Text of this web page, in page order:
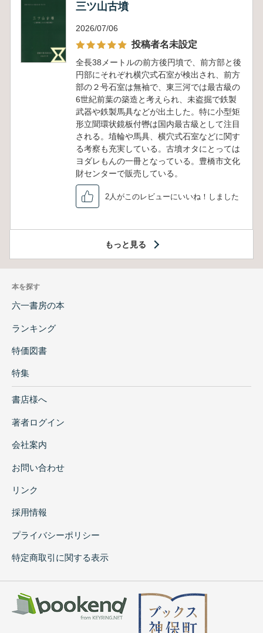
三ツ山古墳
2026/07/06
投稿者名未設定
全長38メートルの前方後円墳で、前方部と後
円部にそれぞれ横穴式石室が検出され、前方
部の２号石室は無袖で、東三河では最古級の
6世紀前葉の築造と考えられ、未盗掘で鉄製
武器や鉄製馬具などが出土した。特に小型矩
形立聞環状鏡板付轡は国内最古級として注目
される。埴輪や馬具、横穴式石室などに関す
る考察も充実している。古墳オタにとっては
ヨダレもんの一冊となっている。豊橋市文化
財センターで販売している。
2人がこのレビューにいいね！しました
もっと見る
本を探す
六一書房の本
ランキング
特価図書
特集
書店様へ
著者ログイン
会社案内
お問い合わせ
リンク
採用情報
プライバシーポリシー
特定商取引に関する表示